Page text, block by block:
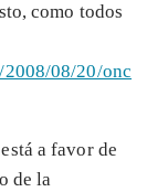
como todos
08/20/onc
a favor de
de la